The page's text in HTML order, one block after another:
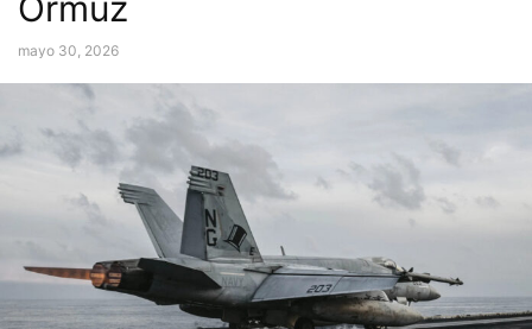
Ormuz
mayo 30, 2026